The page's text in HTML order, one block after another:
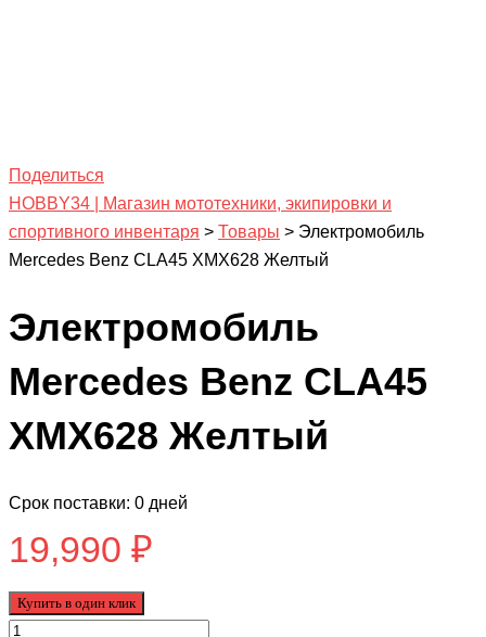
Поделиться
HOBBY34 | Магазин мототехники, экипировки и
спортивного инвентаря > Товары > Электромобиль
Mercedes Benz CLA45 ХМХ628 Желтый
Электромобиль
Mercedes Benz CLA45
ХМХ628 Желтый
Срок поставки: 0 дней
19,990 ₽
Купить в один клик
Количество